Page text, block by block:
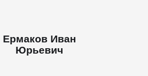
Ермаков Иван
Юрьевич